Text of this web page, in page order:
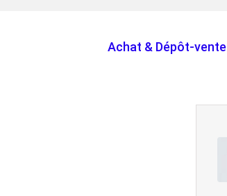
Achat & Dépôt-vente